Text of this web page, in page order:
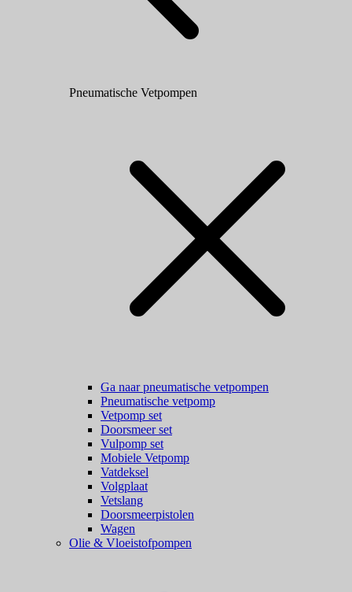
Pneumatische Vetpompen
Ga naar pneumatische vetpompen
Pneumatische vetpomp
Vetpomp set
Doorsmeer set
Vulpomp set
Mobiele Vetpomp
Vatdeksel
Volgplaat
Vetslang
Doorsmeerpistolen
Wagen
Olie & Vloeistofpompen